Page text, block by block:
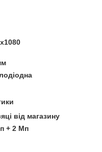
від магазину
+ 2 Мп